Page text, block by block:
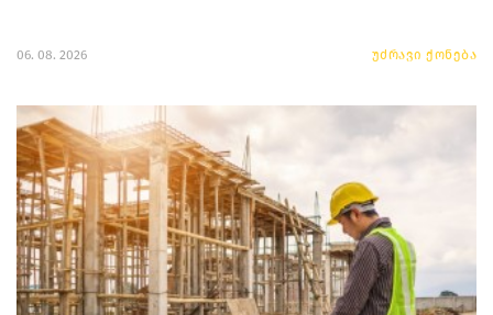
06. 08. 2026 უძრავი ქონება